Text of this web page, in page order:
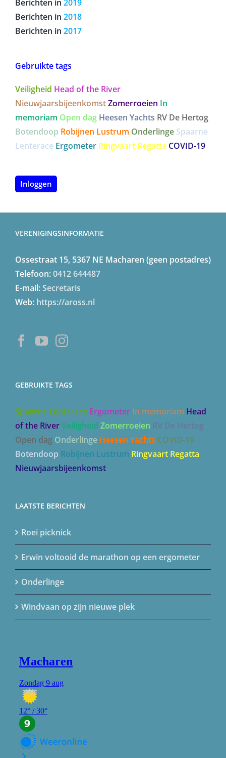
Berichten in 2019
Berichten in 2018
Berichten in 2017
Gebruikte tags
Veiligheid Head of the River
NieuwjaarsbijeenkomstZomerroeien In
memoriam Open dag Heesen Yachts RV De Hertog
Botendoop Robijnen Lustrum Onderlinge Spaarne
Lenterace Ergometer Ringvaart Regatta COVID-19
Inloggen
VERENIGINGSINFORMATIE
Ossestraat 15, 5367 NE Macharen (geen postadres)
Telefoon:0412 644487
E-mail:Secretaris
Web: https://aross.nl
GEBRUIKTE TAGS
Spaarne Lenterace Ergometer In memoriam Head
of the RiverVeiligheid Zomerroeien RV De Hertog
Open dag Onderlinge Heesen Yachts COVID-19
Botendoop Robijnen Lustrum Ringvaart Regatta
Nieuwjaarsbijeenkomst
LAATSTE BERICHTEN
Roei picknick
Erwin voltooid de marathon op een ergometer
Onderlinge
Windvaan op zijn nieuwe plek